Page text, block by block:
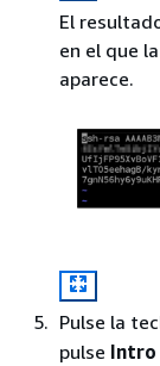
El
en el que
aparece.
Pulse la
pulse Intro